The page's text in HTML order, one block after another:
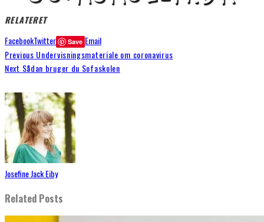
RELATERET
FacebookTwitter Save Email
Previous Undervisningsmateriale om coronavirus
Next Sådan bruger du Sofaskolen
Josefine Jack Eiby
Related Posts